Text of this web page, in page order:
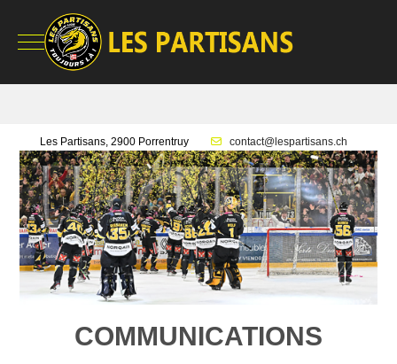
Mobile Menu Toggle
Les Partisans, 2900 Porrentruy contact@lespartisans.ch
COMMUNICATIONS